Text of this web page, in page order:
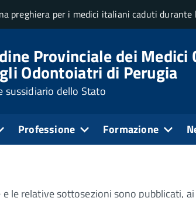
preghiera per i medici italiani caduti
Provinciale dei Medici
Odontoiatri di Perugia
sussidiario dello Stato
Professione Formazione
trasparente Bandi di gara e
2026
gara e contratti
e le relative sottosezioni sono pubblicati,